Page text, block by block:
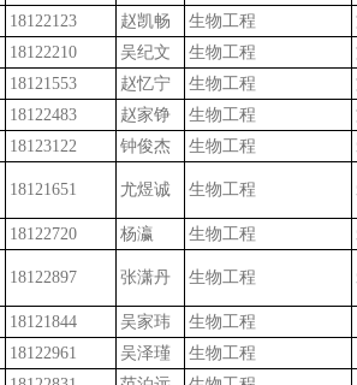
18122123 赵凯畅 生物工程
18122210 吴纪文 生物工程
18121553 赵忆宁 生物工程
18122483 赵家铮 生物工程
18123122 钟俊杰 生物工程
18121651 尤煜诚 生物工程
18122720 杨瀛 生物工程
18122897 张潇丹 生物工程
18121844 吴家玮 生物工程
18122961 吴泽瑾 生物工程